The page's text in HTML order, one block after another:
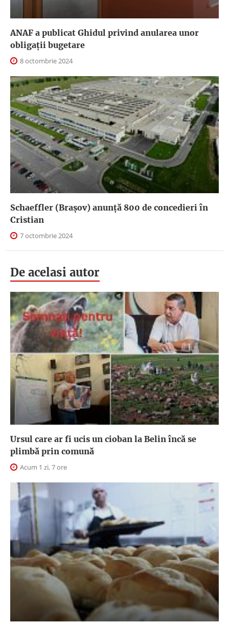
ANAF a publicat Ghidul privind anularea unor
obligaţii bugetare
8 octombrie 2024
Schaeffler (Brașov) anunță 800 de concedieri în
Cristian
7 octombrie 2024
De acelasi autor
Ursul care ar fi ucis un cioban la Belin încă se
plimbă prin comună
Acum 1 zi, 7 ore